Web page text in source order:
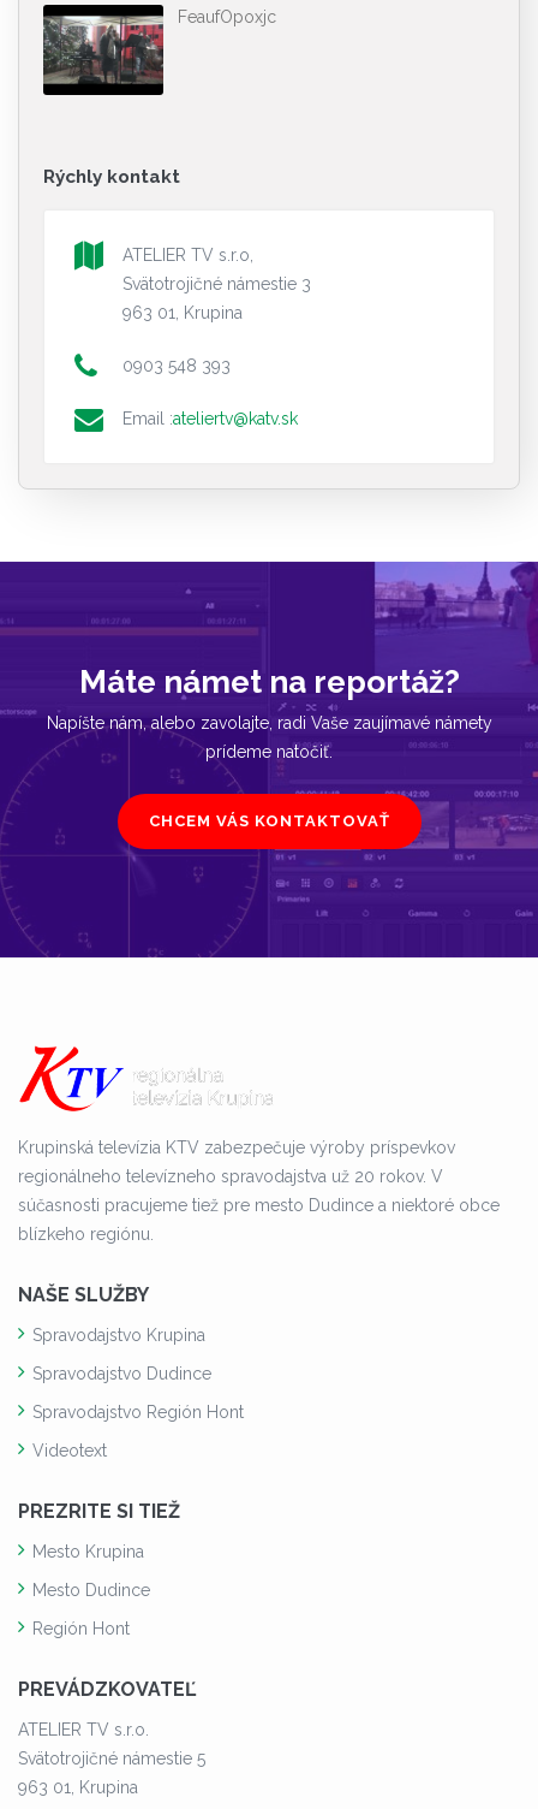
FeaufOpoxjc
Rýchly kontakt
ATELIER TV s.r.o,
Svätotrojičné námestie 3
963 01, Krupina
0903 548 393
Email :ateliertv@katv.sk
Máte námet na reportáž?
Napíšte nám, alebo zavolajte, radi Vaše zaujímavé námety
prídeme natočiť.
CHCEM VÁS KONTAKTOVAŤ
Krupinská televízia KTV zabezpečuje výroby príspevkov
regionálneho televízneho spravodajstva už 20 rokov. V
súčasnosti pracujeme tiež pre mesto Dudince a niektoré obce
blízkeho regiónu.
NAŠE SLUŽBY
Spravodajstvo Krupina
Spravodajstvo Dudince
Spravodajstvo Región Hont
Videotext
PREZRITE SI TIEŽ
Mesto Krupina
Mesto Dudince
Región Hont
PREVÁDZKOVATEĽ
ATELIER TV s.r.o.
Svätotrojičné námestie 5
963 01, Krupina